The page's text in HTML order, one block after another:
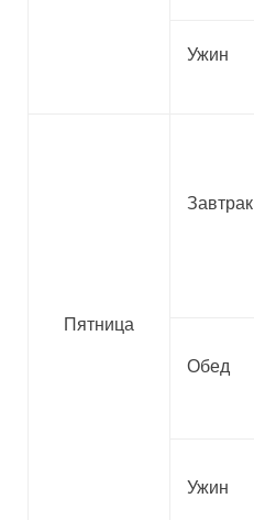
Ужин
Пятница
Завтрак
Обед
Ужин